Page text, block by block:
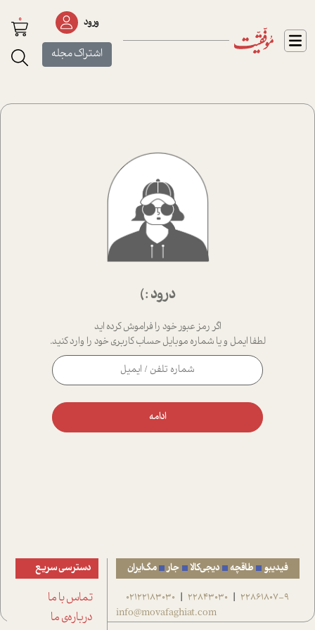
ورود
اشتراک مجله
0
درود :)
اگر رمز عبور خود را فراموش کرده اید
لطفا ایمل و یا شماره موبایل حساب کاربری خود را وارد کنید.
ادامه
فیدیبو طاقچه دیجی‌کالا جار مگ‌ایران
22861807-9
|
22843030
|
02122183030
info@movafaghiat.com
دسترسی سریع
تماس با ما
درباره‌ی ما